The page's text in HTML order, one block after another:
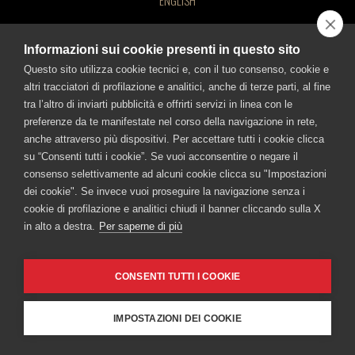
Brancamenta
Museo Branca
Ciminiera Branca
BEVI RESPONSABILMENTE
Cookie Policy-Informativa sulla Privacy-Accessibilità
BEVI RESPONSABILMENTE!
FRATELLI BRANCA DISTILLERIE SRL
Via Broletto 35, 20121 Milan, Italy Milan Registry of Companies no.
00720670157 – Taxpayer and VAT no.: IT00720670157 - Capital
Stock 1,500,000.00 Euros, fully paid-in.
Informazioni sui cookie presenti in questo sito
Questo sito utilizza cookie tecnici e, con il tuo consenso, cookie e
altri tracciatori di profilazione e analitici, anche di terze parti, al fine
tra l’altro di inviarti pubblicità e offrirti servizi in linea con le
preferenze da te manifestate nel corso della navigazione in rete,
anche attraverso più dispositivi. Per accettare tutti i cookie clicca
su “Consenti tutti i cookie”. Se vuoi acconsentire o negare il
consenso selettivamente ad alcuni cookie clicca su "Impostazioni
dei cookie". Se invece vuoi proseguire la navigazione senza i
cookie di profilazione e analitici chiudi il banner cliccando sulla X
in alto a destra. Per saperne di più
CONSENTI TUTTI I COOKIE
IMPOSTAZIONI DEI COOKIE